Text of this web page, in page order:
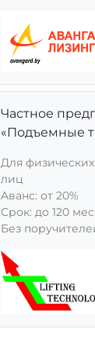
Частное
«Подъемные
Для
лиц
Aванс: от 20%
Срок: до 120
Без